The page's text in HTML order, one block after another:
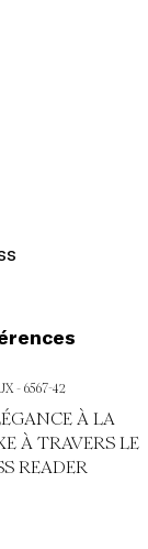
- 6567-42
À LA
À TRAVERS LE
READER